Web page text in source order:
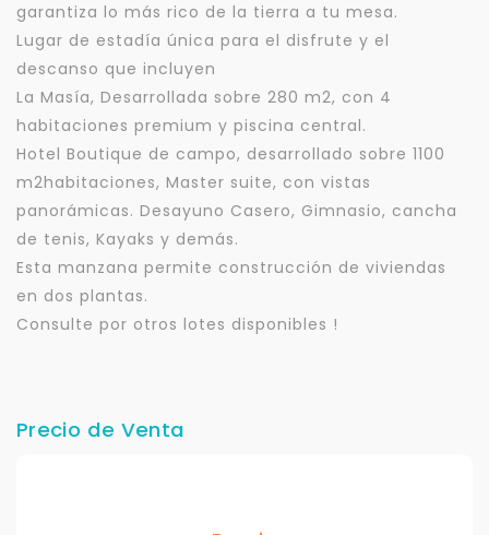
garantiza lo más rico de la tierra a tu mesa.
Lugar de estadía única para el disfrute y el
descanso que incluyen
La Masía, Desarrollada sobre 280 m2, con 4
habitaciones premium y piscina central.
Hotel Boutique de campo, desarrollado sobre 1100
m2habitaciones, Master suite, con vistas
panorámicas. Desayuno Casero, Gimnasio, cancha
de tenis, Kayaks y demás.
Esta manzana permite construcción de viviendas
en dos plantas.
Consulte por otros lotes disponibles !
Precio de Venta